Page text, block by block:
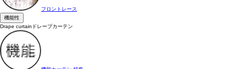
フロントレース
機能性
Drape curtain ドレープカーテン